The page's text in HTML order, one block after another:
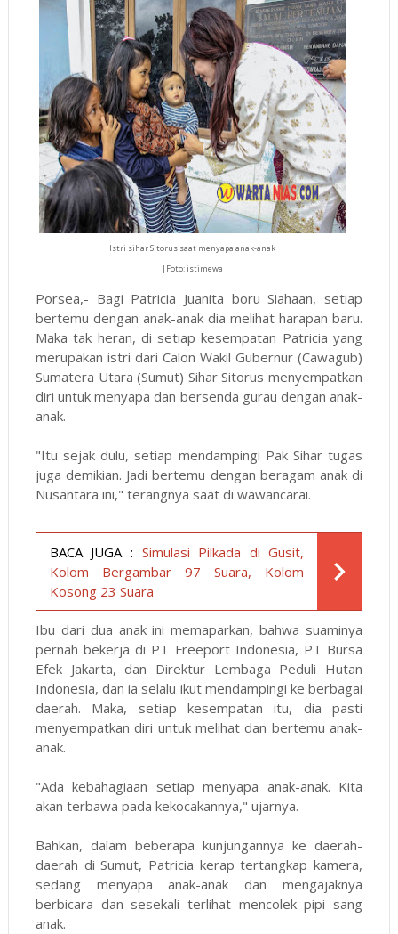
Istri sihar Sitorus saat menyapa anak-anak
|Foto: istimewa
Porsea,- Bagi Patricia Juanita boru Siahaan, setiap
bertemu dengan anak-anak dia melihat harapan baru.
Maka tak heran, di setiap kesempatan Patricia yang
merupakan istri dari Calon Wakil Gubernur (Cawagub)
Sumatera Utara (Sumut) Sihar Sitorus menyempatkan
diri untuk menyapa dan bersenda gurau dengan anak-
anak.
"Itu sejak dulu, setiap mendampingi Pak Sihar tugas
juga demikian. Jadi bertemu dengan beragam anak di
Nusantara ini," terangnya saat di wawancarai.
BACA JUGA : Simulasi Pilkada di Gusit,
Kolom Bergambar 97 Suara, Kolom
Kosong 23 Suara
Ibu dari dua anak ini memaparkan, bahwa suaminya
pernah bekerja di PT Freeport Indonesia, PT Bursa
Efek Jakarta, dan Direktur Lembaga Peduli Hutan
Indonesia, dan ia selalu ikut mendampingi ke berbagai
daerah. Maka, setiap kesempatan itu, dia pasti
menyempatkan diri untuk melihat dan bertemu anak-
anak.
"Ada kebahagiaan setiap menyapa anak-anak. Kita
akan terbawa pada kekocakannya," ujarnya.
Bahkan, dalam beberapa kunjungannya ke daerah-
daerah di Sumut, Patricia kerap tertangkap kamera,
sedang menyapa anak-anak dan mengajaknya
berbicara dan sesekali terlihat mencolek pipi sang
anak.